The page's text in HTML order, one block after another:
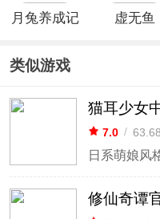
月兔养成记
虚无鱼
类似游戏
猫耳少女
7.0 /
日系萌娘风
修仙奇谭